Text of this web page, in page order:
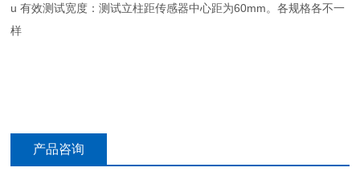
u 有效测试宽度：测试立柱距传感器中心距为60mm。各规格各不一
样
产品咨询